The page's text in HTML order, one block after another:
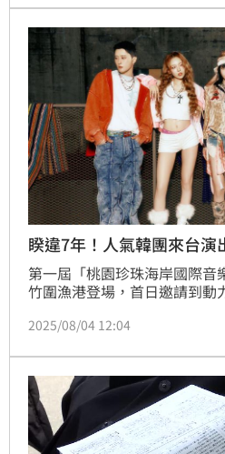
作為壓軸，以音樂帶動現場氣
睽違7年！人氣韓團來台
第一屆「桃園珍珠海岸國際音
竹圍漁港登場，首日邀請到動
手MINH、印尼小王子Ardhito
2025/08/04 12:04